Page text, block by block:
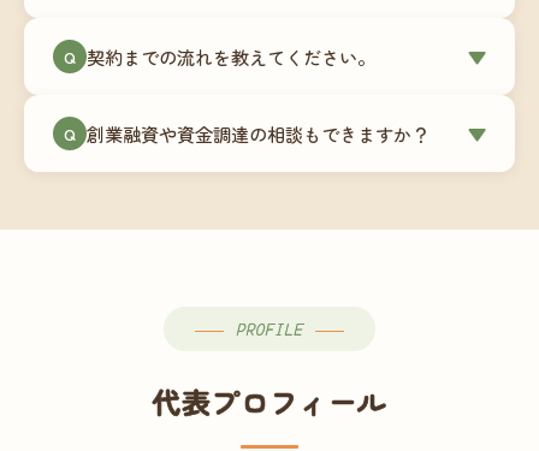
します。freee・弥生会計等をご利用中の場合は、
怠集計あり／5名まで）は月額15,000円〜、年末調
す。人数が増える場合は別途お見積りします。
Q 契約までの流れを教えてください。 ▼
（30〜60分）でご事業内容・ご要望のヒアリング
→ ③お見積り・ご契約 → ④MFクラウドの初期設
談から契約まで費用は発生しませんので、お気軽
Q 創業融資や資金調達の相談もできますか？ ▼
PROFILE
代表プロフィール